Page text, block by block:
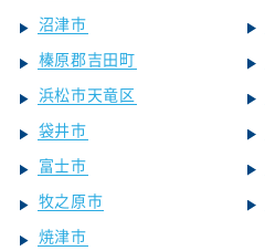
沼津市
榛原郡吉田町
浜松市天竜区
袋井市
富士市
牧之原市
焼津市